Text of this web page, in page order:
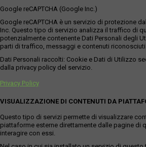
Google reCAPTCHA (Google Inc.)
Google reCAPTCHA è un servizio di protezione
Inc. Questo tipo di servizio analizza il traffico di
potenzialmente contenente Dati Personali degli
parti di traffico, messaggi e contenuti riconosciuti
Dati Personali raccolti: Cookie e Dati di Utilizzo
dalla privacy policy del servizio.
Privacy Policy
VISUALIZZAZIONE DI CONTENUTI DA
Questo tipo di servizi permette di visualizzare
piattaforme esterne direttamente dalle pagine di
interagire con essi.